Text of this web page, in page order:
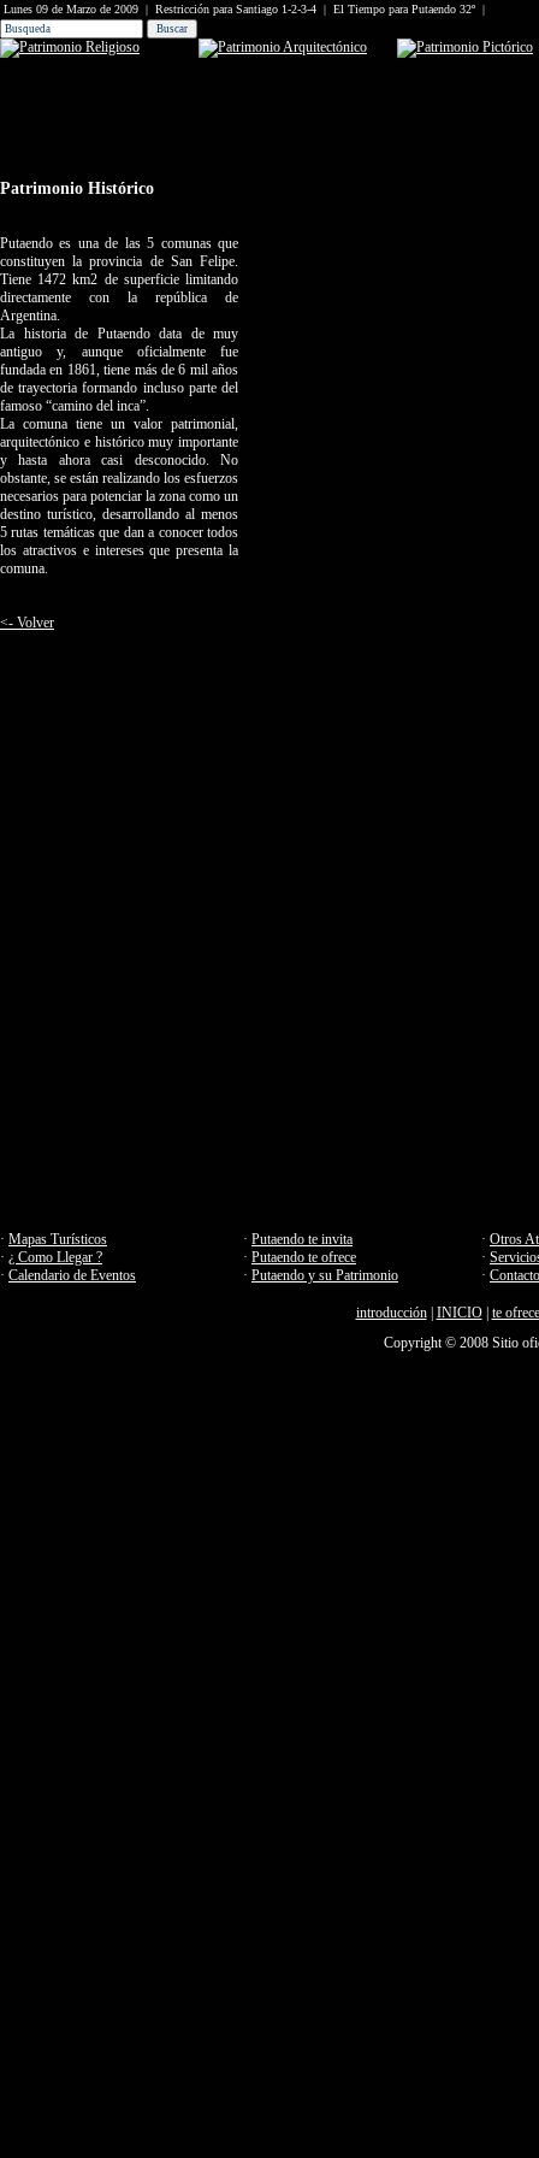
Lunes 09 de Marzo de 2009 | Restricción para Santiago 1-2-3-4 | El
Patrimonio Histórico
Putaendo es una de las 5 comunas que
constituyen la provincia de San Felipe.
Tiene 1472 km2 de superficie limitando
directamente con la república de
Argentina.
La historia de Putaendo data de muy
antiguo y, aunque oficialmente fue
fundada en 1861, tiene más de 6 mil años
de trayectoria formando incluso parte del
famoso “camino del inca”.
La comuna tiene un valor patrimonial,
arquitectónico e histórico muy importante
y hasta ahora casi desconocido. No
obstante, se están realizando los esfuerzos
necesarios para potenciar la zona como un
destino turístico, desarrollando al menos
5 rutas temáticas que dan a conocer todos
los atractivos e intereses que presenta la
comuna.
<- Volver
· Mapas Turísticos
· ¿ Como Llegar ?
· Calendario de Eventos
· Putaendo te invita
· Putaendo te ofrece
· Putaendo y su Patrimonio
· Otros
·
· Contacto
introducción| INICIO| te ofrece
Copyright © 2008 Sitio